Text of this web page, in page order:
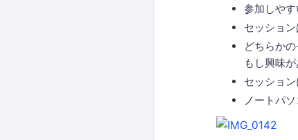
参加しや
セッショ
どちらか
もし興味
セッショ
ノートパ